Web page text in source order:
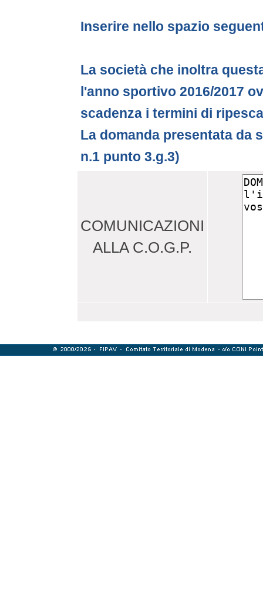
Inserire nello spazio
La società che inoltra
l'anno sportivo 2016/2017
scadenza i termini di
La domanda presentata da
n.1 punto 3.g.3)
COMUNICAZIONI
ALLA C.O.G.P.